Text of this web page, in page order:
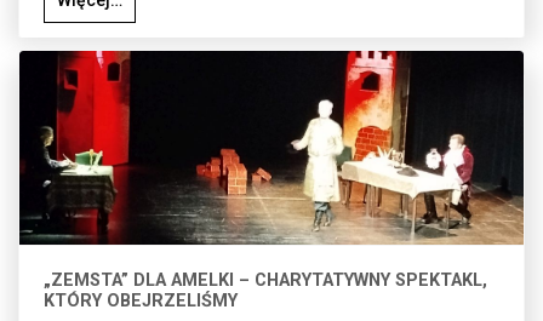
„ZEMSTA” DLA AMELKI – CHARYTATYWNY SPEKTAKL,
KTÓRY OBEJRZELIŚMY